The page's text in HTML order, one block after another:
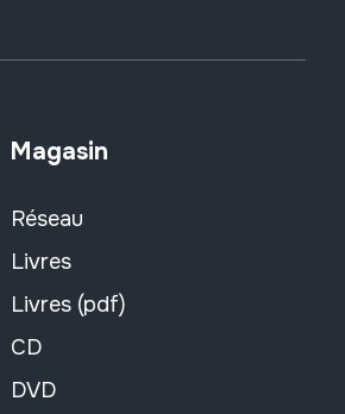
Magasin
Réseau
Livres
Livres (pdf)
CD
DVD